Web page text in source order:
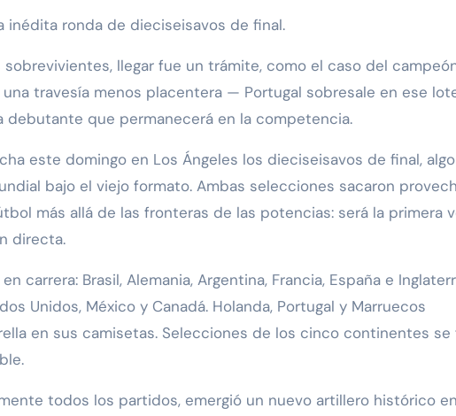
inédita ronda de dieciseisavos de final.
sobrevivientes, llegar fue un trámite, como el caso del
travesía menos placentera — Portugal sobresale en ese
debutante que permanecerá en la competencia.
este domingo en Los Ángeles los dieciseisavos de final,
bajo el viejo formato. Ambas selecciones sacaron
más allá de las fronteras de las potencias: será la primera
directa.
carrera: Brasil, Alemania, Argentina, Francia, España e
Unidos, México y Canadá. Holanda, Portugal y Marruecos
en sus camisetas. Selecciones de los cinco continentes se
todos los partidos, emergió un nuevo artillero histórico en